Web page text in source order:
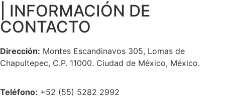
| INFORMACIÓN DE
CONTACTO
Dirección: Montes Escandinavos 305, Lomas de
Chapultepec, C.P. 11000. Ciudad de México, México.
Teléfono: +52 (55) 5282 2992